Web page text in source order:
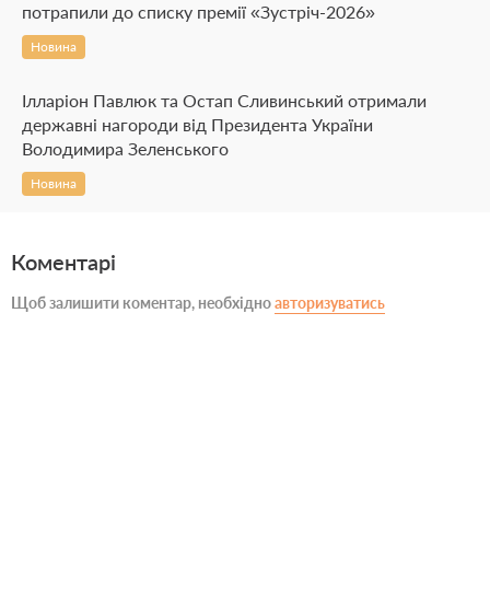
потрапили до списку премії «Зустріч-2026»
Новина
Ілларіон Павлюк та Остап Сливинський отримали
державні нагороди від Президента України
Володимира Зеленського
Новина
Коментарі
Щоб залишити коментар, необхідноавторизуватись